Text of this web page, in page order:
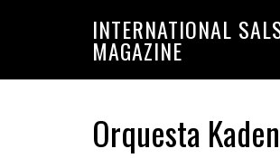
INTERNATIONAL
MAGAZINE
Orquesta